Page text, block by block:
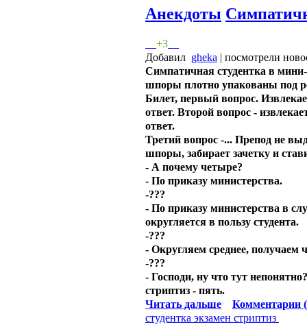
Анекдоты
+3
Добавил gheka | посмотрели
Симпатичная студентка в
шпоры плотно упакованы под
Билет, первый вопрос.
ответ. Второй вопрос -
ответ.
Третий вопрос -... Препод не
шпоры, забирает зачетку и
- А почему четыре?
- По приказу министерства.
-???
- По приказу министерства в
округляется в пользу студента.
-???
- Округляем среднее, получаем
-???
- Господи, ну что тут
стриптиз - пять.
Читать дальше
Комментарии
студентка экзамен стриптиз